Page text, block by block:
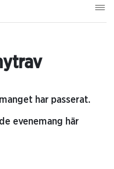
har passerat.
evenemang här